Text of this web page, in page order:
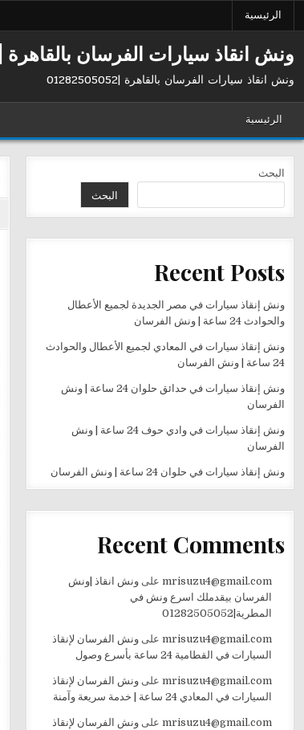
الرئيسية
ونش انقاذ سيارات الفرسان بالقاهرة |01282505052
ونش انقاذ سيارات الفرسان بالقاهرة |01282505052
الرئيسية
البحث
البحث
Recent Posts
ونش إنقاذ سيارات في مصر الجديدة لجميع الأعطال
والحوادث 24 ساعة | ونش الفرسان
ونش إنقاذ سيارات في المعادي لجميع الأعطال والحوادث
24 ساعة | ونش الفرسان
ونش إنقاذ سيارات في حدائق حلوان 24 ساعة | ونش
الفرسان
ونش إنقاذ سيارات في وادي حوف 24 ساعة | ونش
الفرسان
ونش إنقاذ سيارات في حلوان 24 ساعة | ونش الفرسان
Recent Comments
mrisuzu4@gmail.comعلى ونش انقاذ |ونش
الفرسان بيقدملك اسرع ونش في
المطرية|01282505052
mrisuzu4@gmail.comعلى ونش الفرسان لإنقاذ
السيارات في القطامية 24 ساعة بأسرع وصول
mrisuzu4@gmail.comعلى ونش الفرسان لإنقاذ
السيارات في المعادي 24 ساعة | خدمة سريعة وآمنة
mrisuzu4@gmail.comعلى ونش الفرسان لإنقاذ